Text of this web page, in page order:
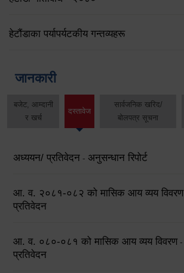
हेटौंडाका पर्यापर्यटकीय गन्तव्यहरू
जानकारी
बजेट, आम्दानी
र खर्च
दस्तावेज
सार्वजनिक खरिद/
बोलपत्र सूचना
अध्ययन/ प्रतिवेदन - अनुसन्धान रिपोर्ट
आ. व. २०८१-०८२ को मासिक आय व्यय विवरण
प्रतिवेदन
आ. व. ०८०-०८१ को मासिक आय व्यय विवरण -
प्रतिवेदन